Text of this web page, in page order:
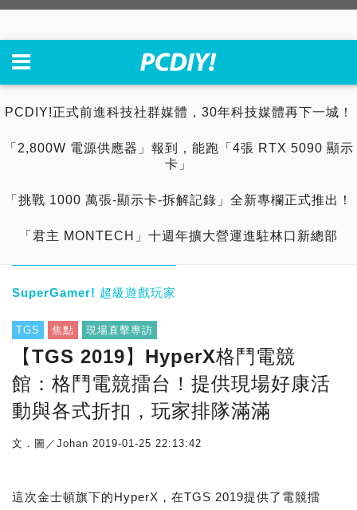
PCDIY!正式前進科技社群媒體，30年科技媒體再下一城！
「2,800W 電源供應器」報到，能跑「4張 RTX 5090 顯示
卡」
「挑戰 1000 萬張-顯示卡-拆解記錄」全新專欄正式推出！
「君主 MONTECH」十週年擴大營運進駐林口新總部
SuperGamer! 超級遊戲玩家
TGS 焦點 現場直擊專訪
【TGS 2019】HyperX格鬥電競
館：格鬥電競擂台！提供現場好康活
動與各式折扣，玩家排隊滿滿
文．圖／Johan 2019-01-25 22:13:42
這次金士頓旗下的HyperX，在TGS 2019提供了電競擂